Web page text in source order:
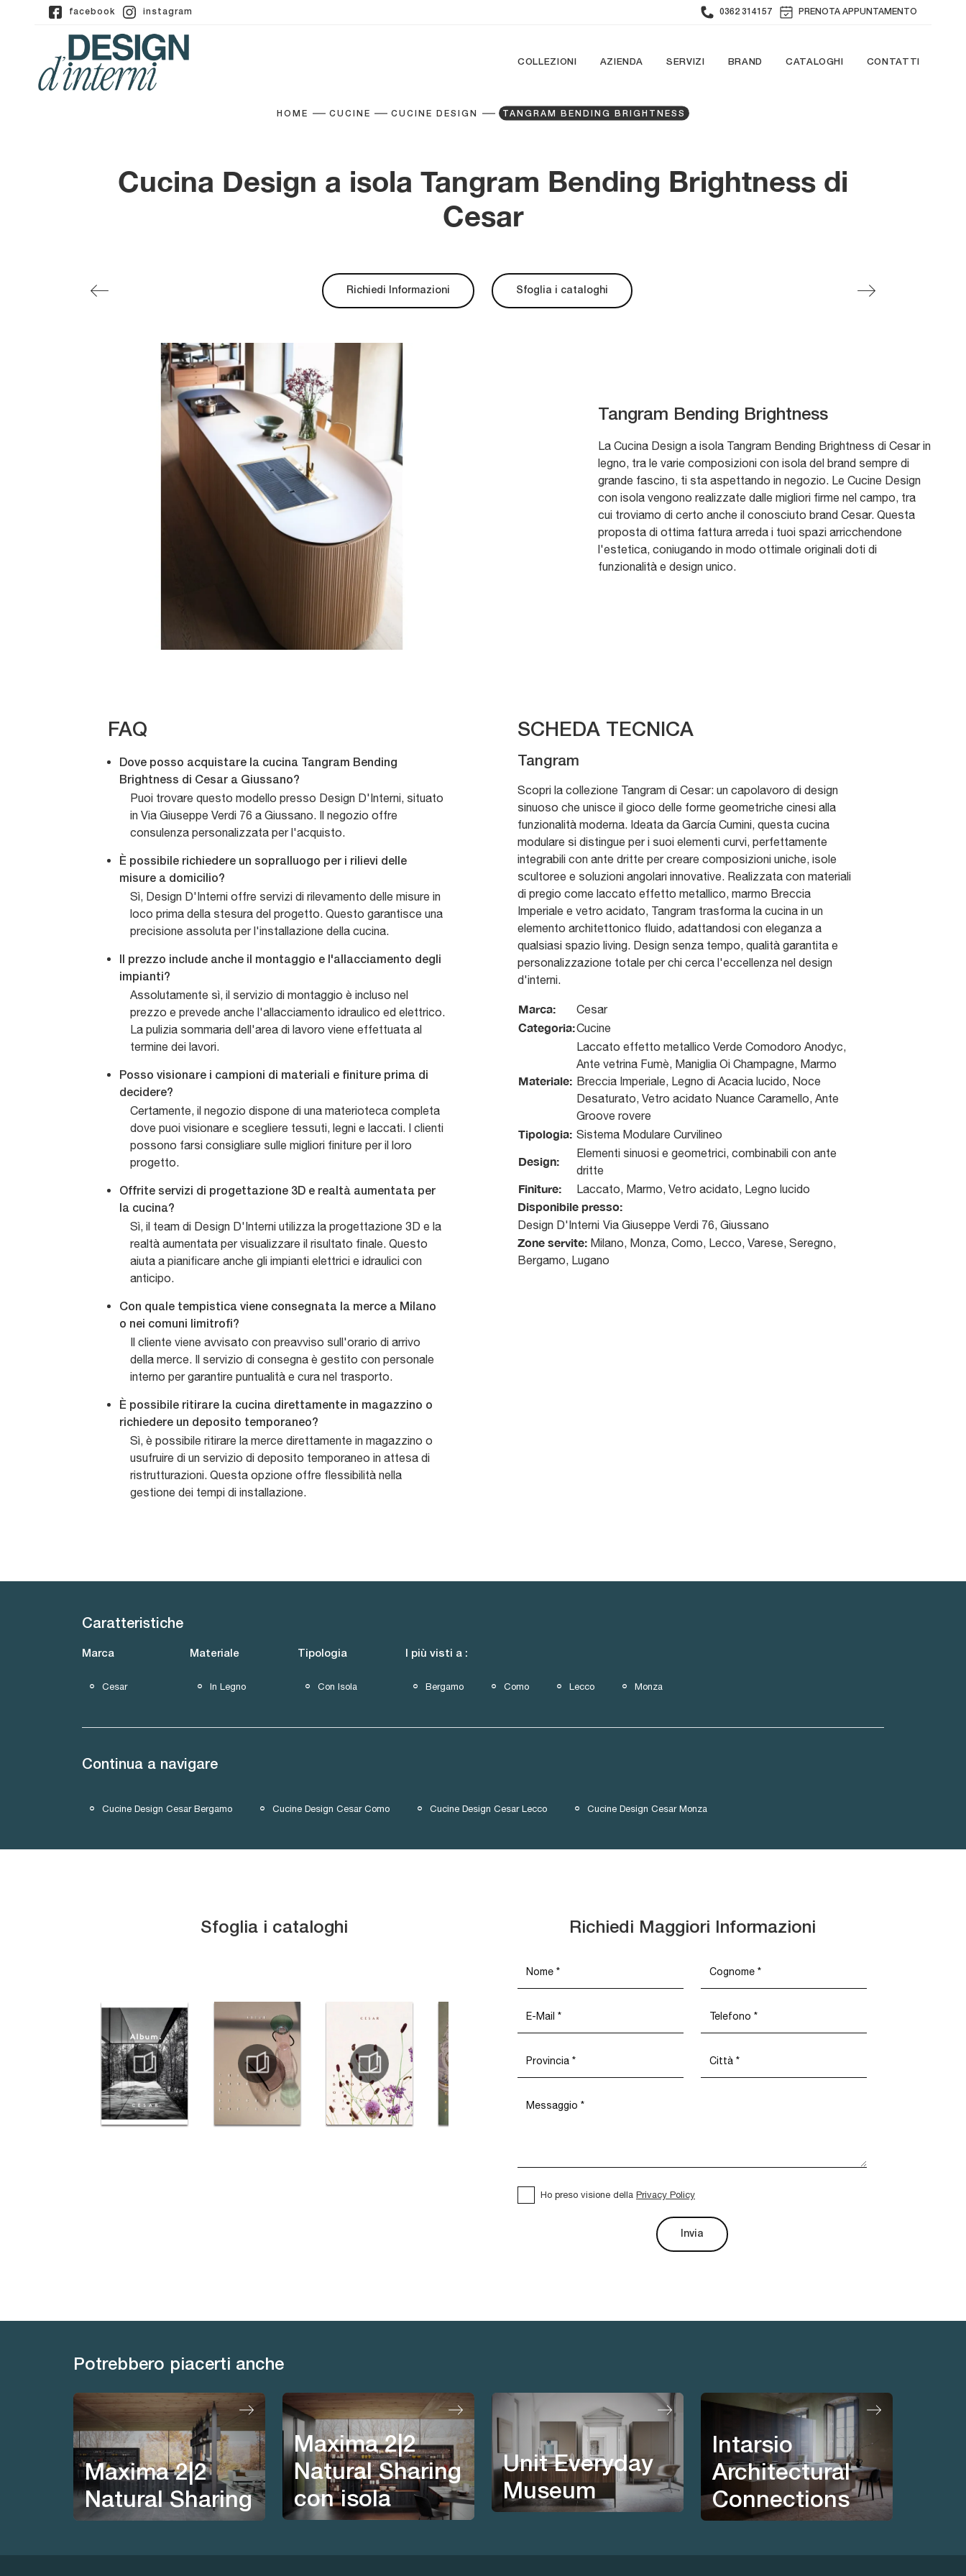
facebook instagram 0362 314157 PRENOTA APPUNTAMENTO
COLLEZIONI AZIENDA SERVIZI BRAND CATALOGHI CONTATTI
HOME CUCINE CUCINE DESIGN TANGRAM BENDING BRIGHTNESS
Cucina Design a isola Tangram Bending Brightness di
Cesar
Richiedi Informazioni Sfoglia i cataloghi
Tangram Bending Brightness
La Cucina Design a isola Tangram Bending Brightness di Cesar in
legno, tra le varie composizioni con isola del brand sempre di
grande fascino, ti sta aspettando in negozio. Le Cucine Design
con isola vengono realizzate dalle migliori firme nel campo, tra
cui troviamo di certo anche il conosciuto brand Cesar. Questa
proposta di ottima fattura arreda i tuoi spazi arricchendone
l'estetica, coniugando in modo ottimale originali doti di
funzionalità e design unico.
FAQ
Dove posso acquistare la cucina Tangram Bending
Brightness di Cesar a Giussano?
Puoi trovare questo modello presso Design D'Interni, situato
in Via Giuseppe Verdi 76 a Giussano. Il negozio offre
consulenza personalizzata per l'acquisto.
È possibile richiedere un sopralluogo per i rilievi delle
misure a domicilio?
Sì, Design D'Interni offre servizi di rilevamento delle misure in
loco prima della stesura del progetto. Questo garantisce una
precisione assoluta per l'installazione della cucina.
Il prezzo include anche il montaggio e l'allacciamento degli
impianti?
Assolutamente sì, il servizio di montaggio è incluso nel
prezzo e prevede anche l'allacciamento idraulico ed elettrico.
La pulizia sommaria dell'area di lavoro viene effettuata al
termine dei lavori.
Posso visionare i campioni di materiali e finiture prima di
decidere?
Certamente, il negozio dispone di una materioteca completa
dove puoi visionare e scegliere tessuti, legni e laccati. I clienti
possono farsi consigliare sulle migliori finiture per il loro
progetto.
Offrite servizi di progettazione 3D e realtà aumentata per
la cucina?
Sì, il team di Design D'Interni utilizza la progettazione 3D e la
realtà aumentata per visualizzare il risultato finale. Questo
aiuta a pianificare anche gli impianti elettrici e idraulici con
anticipo.
Con quale tempistica viene consegnata la merce a Milano
o nei comuni limitrofi?
Il cliente viene avvisato con preavviso sull'orario di arrivo
della merce. Il servizio di consegna è gestito con personale
interno per garantire puntualità e cura nel trasporto.
È possibile ritirare la cucina direttamente in magazzino o
richiedere un deposito temporaneo?
Sì, è possibile ritirare la merce direttamente in magazzino o
usufruire di un servizio di deposito temporaneo in attesa di
ristrutturazioni. Questa opzione offre flessibilità nella
gestione dei tempi di installazione.
SCHEDA TECNICA
Tangram
Scopri la collezione Tangram di Cesar: un capolavoro di design
sinuoso che unisce il gioco delle forme geometriche cinesi alla
funzionalità moderna. Ideata da García Cumini, questa cucina
modulare si distingue per i suoi elementi curvi, perfettamente
integrabili con ante dritte per creare composizioni uniche, isole
scultoree e soluzioni angolari innovative. Realizzata con materiali
di pregio come laccato effetto metallico, marmo Breccia
Imperiale e vetro acidato, Tangram trasforma la cucina in un
elemento architettonico fluido, adattandosi con eleganza a
qualsiasi spazio living. Design senza tempo, qualità garantita e
personalizzazione totale per chi cerca l'eccellenza nel design
d'interni.
Marca: Cesar
Categoria:Cucine
Materiale:
Laccato effetto metallico Verde Comodoro Anodyc,
Ante vetrina Fumè, Maniglia Oi Champagne, Marmo
Breccia Imperiale, Legno di Acacia lucido, Noce
Desaturato, Vetro acidato Nuance Caramello, Ante
Groove rovere
Tipologia: Sistema Modulare Curvilineo
Design:
Elementi sinuosi e geometrici, combinabili con ante
dritte
Finiture: Laccato, Marmo, Vetro acidato, Legno lucido
Disponibile presso:
Design D'Interni Via Giuseppe Verdi 76, Giussano
Zone servite: Milano, Monza, Como, Lecco, Varese, Seregno,
Bergamo, Lugano
Caratteristiche
Marca
Cesar
Materiale
In Legno
Tipologia
Con Isola
I più visti a :
Bergamo Como Lecco Monza
Continua a navigare
Cucine Design Cesar Bergamo Cucine Design Cesar Como Cucine Design Cesar Lecco Cucine Design Cesar Monza
Sfoglia i cataloghi Richiedi Maggiori Informazioni
Ho preso visione della Privacy Policy
Invia
Potrebbero piacerti anche
Maxima 2|2
Natural Sharing
Maxima 2|2
Natural Sharing
con isola
Unit Everyday
Museum
Intarsio
Architectural
Connections